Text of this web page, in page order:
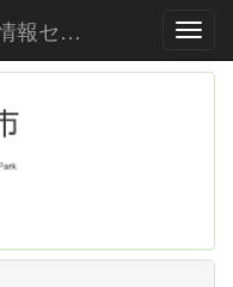
北九州学術研究都市学術情報センター